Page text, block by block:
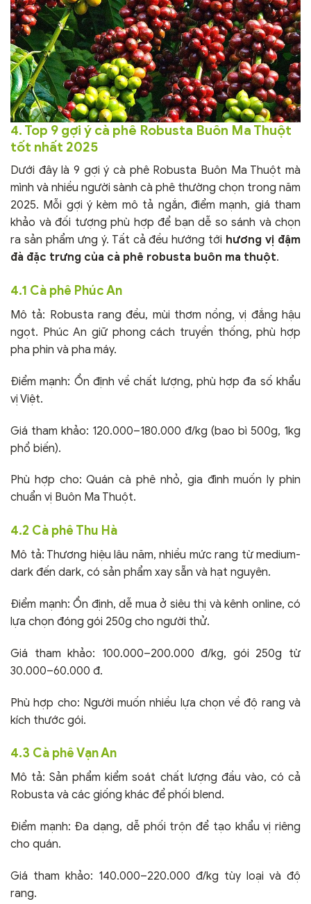
4. Top 9 gợi ý cà phê Robusta Buôn Ma Thuột
tốt nhất 2025
Dưới đây là 9 gợi ý cà phê Robusta Buôn Ma Thuột mà
mình và nhiều người sành cà phê thường chọn trong năm
2025. Mỗi gợi ý kèm mô tả ngắn, điểm mạnh, giá tham
khảo và đối tượng phù hợp để bạn dễ so sánh và chọn
ra sản phẩm ưng ý. Tất cả đều hướng tới hương vị đậm
đà đặc trưng của cà phê robusta buôn ma thuột.
4.1 Cà phê Phúc An
Mô tả: Robusta rang đều, mùi thơm nồng, vị đắng hậu
ngọt. Phúc An giữ phong cách truyền thống, phù hợp
pha phin và pha máy.
Điểm mạnh: Ổn định về chất lượng, phù hợp đa số khẩu
vị Việt.
Giá tham khảo: 120.000–180.000 đ/kg (bao bì 500g, 1kg
phổ biến).
Phù hợp cho: Quán cà phê nhỏ, gia đình muốn ly phin
chuẩn vị Buôn Ma Thuột.
4.2 Cà phê Thu Hà
Mô tả: Thương hiệu lâu năm, nhiều mức rang từ medium-
dark đến dark, có sản phẩm xay sẵn và hạt nguyên.
Điểm mạnh: Ổn định, dễ mua ở siêu thị và kênh online, có
lựa chọn đóng gói 250g cho người thử.
Giá tham khảo: 100.000–200.000 đ/kg, gói 250g từ
30.000–60.000 đ.
Phù hợp cho: Người muốn nhiều lựa chọn về độ rang và
kích thước gói.
4.3 Cà phê Vạn An
Mô tả: Sản phẩm kiểm soát chất lượng đầu vào, có cả
Robusta và các giống khác để phối blend.
Điểm mạnh: Đa dạng, dễ phối trộn để tạo khẩu vị riêng
cho quán.
Giá tham khảo: 140.000–220.000 đ/kg tùy loại và độ
rang.